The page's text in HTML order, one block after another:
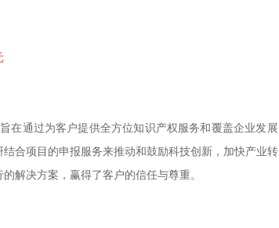
在通过为客户提供全方位知识产权服务和覆盖企业发展
合项目的申报服务来推动和鼓励科技创新，加快产业转
解决方案，赢得了客户的信任与尊重。